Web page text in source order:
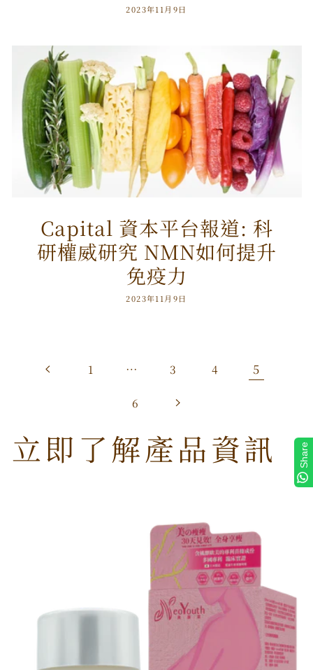
2023年11月9日
Capital 資本平台報道: 科
研權威研究 NMN如何提升
免疫力
2023年11月9日
1 … 3 4 5
6
立即了解產品資訊 Share